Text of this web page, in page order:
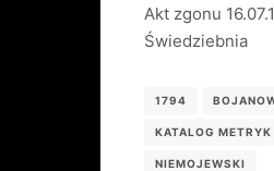
Akt zgonu
Świedziebnia
1794
KATALOG METRYK
NIEMOJEWSKI